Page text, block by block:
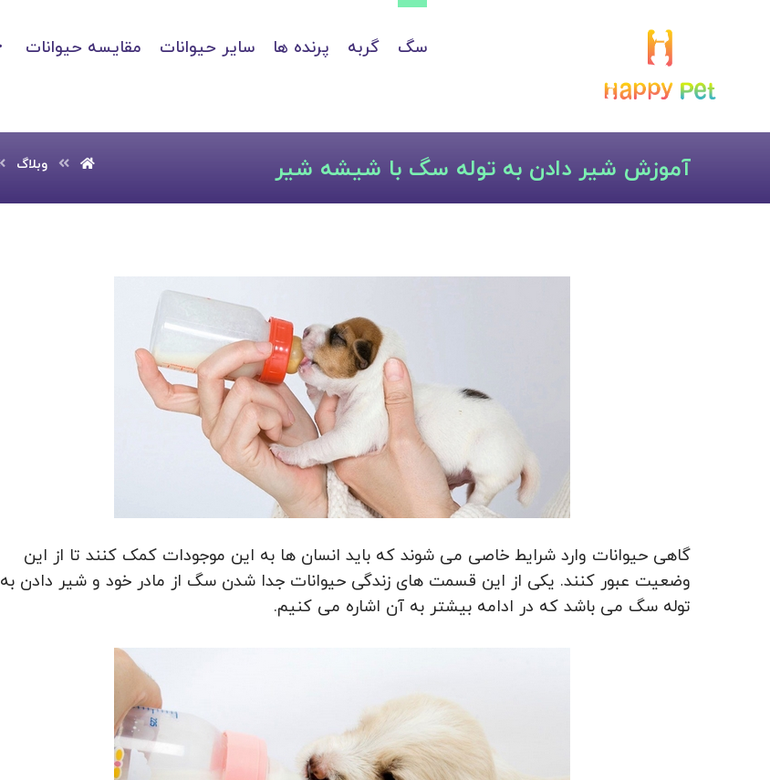
سگ گربه پرنده ها سایر حیوانات مقایسه حیوانات
آموزش شیر دادن به توله سگ با شیشه شیر وبلاگ
گاهی حیوانات وارد شرایط خاصی می شوند که باید انسان ها به این موجودات کمک کنند تا از این
وضعیت عبور کنند. یکی از این قسمت های زندگی حیوانات جدا شدن سگ از مادر خود و شیر دادن به
توله سگ می باشد که در ادامه بیشتر به آن اشاره می کنیم.